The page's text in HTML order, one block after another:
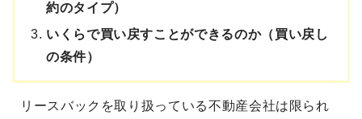
約のタイプ）
いくらで買い戻すことができるのか（買い戻し
の条件）
リースバックを取り扱っている不動産会社は限られ